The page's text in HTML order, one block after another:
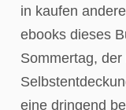
in kaufen
ebooks dieses
Sommertag,
eine dringend